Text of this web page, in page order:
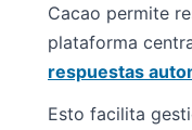
Cacao permite
plataforma
respuestas
Esto facilita